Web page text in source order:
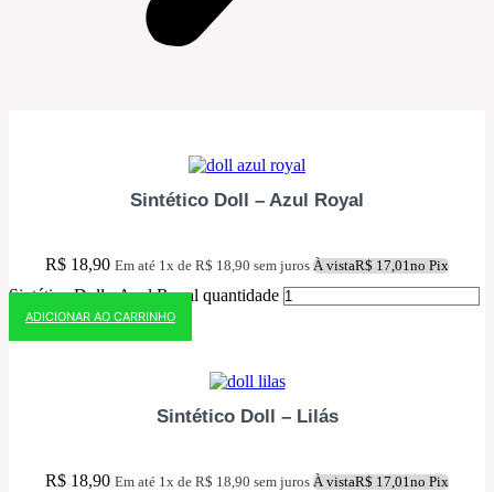
Sintético Doll – Azul Royal
R$ 18,90 Em até 1x de R$ 18,90 sem juros À vistaR$ 17,01no Pix
Sintético Doll - Azul Royal quantidade
ADICIONAR AO CARRINHO
Sintético Doll – Lilás
R$ 18,90 Em até 1x de R$ 18,90 sem juros À vistaR$ 17,01no Pix